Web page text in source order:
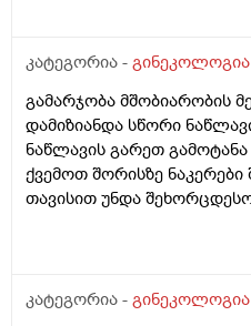
კატეგორია - გინეკოლოგია
გამარჯობა მშობიარობის
დამიზიანდა სწორი
ნაწლავის გარეთ
ქვემოთ შორისზე
თავისით უნდა
კატეგორია - გინეკოლოგია